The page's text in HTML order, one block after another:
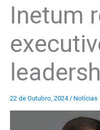
Inetum
22 de Outubro, 2024 / Notícias